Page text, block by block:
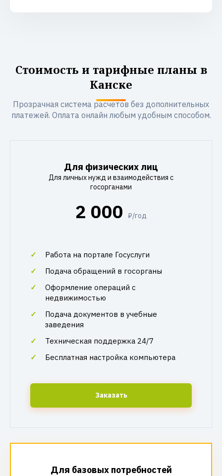
Стоимость и тарифные планы в
Канске
Прозрачная система расчетов без дополнительных
платежей. Оплата онлайн любым удобным способом.
Для физических лиц
Для личных нужд и взаимодействия с
госорганами
2 000 ₽/год
Работа на портале Госуслуги
Подача обращений в госорганы
Оформление операций с
недвижимостью
Подача документов в учебные
заведения
Техническая поддержка 24/7
Бесплатная настройка компьютера
Заказать
Для базовых потребностей